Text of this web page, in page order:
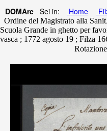
DOMArc Sei in: Home
Ordine del Magistrato alla
Scuola Grande in ghetto per
vasca ; 1772 agosto 19 ; Filza